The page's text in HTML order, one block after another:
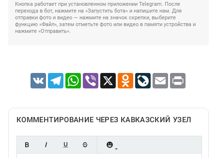
Кнопка работает при установленном приложении Telegram. После
перехода в бот, нажмите на «Запустить бота» и напишите нам. Для
отправки фото и видео — нажмите на значок скрепки, выберите
функцию «Файл», затем отметьте фото или видео в памяти устройства и
нажмите «Отправить».
VK TelegramWhatsApp
Viber X Odnoklassniki
LiveJournal
Email Print
КОММЕНТИРОВАНИЕ ЧЕРЕЗ КАВКАЗСКИЙ УЗЕЛ